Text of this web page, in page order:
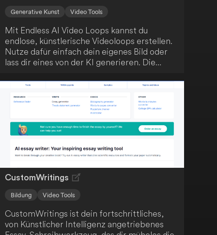
Generative Kunst Video Tools
Mit Endless AI Video Loops kannst du
endlose, künstlerische Videoloops erstellen.
Nutze dafür einfach dein eigenes Bild oder
lass dir eines von der KI generieren. Die
Vision mit modernem, generativem
maschinellem Lernen, um deine kreativen
Möglichkeiten zu erweitern.
CustomWritings
Bildung Video Tools
CustomWritings ist dein fortschrittliches,
von Künstlicher Intelligenz angetriebenes